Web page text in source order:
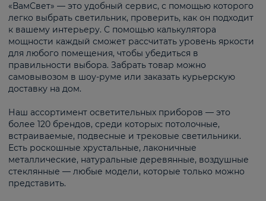
«ВамСвет» — это удобный сервис, с помощью которого
легко выбрать светильник, проверить, как он подходит
к вашему интерьеру. С помощью калькулятора
мощности каждый сможет рассчитать уровень яркости
для любого помещения, чтобы убедиться в
правильности выбора. Забрать товар можно
самовывозом в шоу-руме или заказать курьерскую
доставку на дом.
Наш ассортимент осветительных приборов — это
более 120 брендов, среди которых: потолочные,
встраиваемые, подвесные и трековые светильники.
Есть роскошные хрустальные, лаконичные
металлические, натуральные деревянные, воздушные
стеклянные — любые модели, которые только можно
представить.